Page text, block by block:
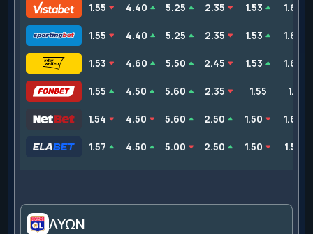
1.55 4.40 5.25 2.35 1.53 1.65
1.55 4.40 5.25 2.35 1.53 1.65
1.53 4.60 5.50 2.45 1.53 1.63
1.55 4.50 5.60 2.35 1.55 1.65
1.54 4.50 5.60 2.50 1.50 1.62
1.57 4.50 5.00 2.50 1.50 1.57
ΛΥΩΝ